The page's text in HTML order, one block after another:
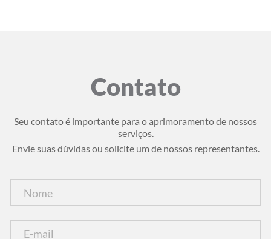
Contato
Seu contato é importante para o aprimoramento de nossos
serviços.
Envie suas dúvidas ou solicite um de nossos representantes.